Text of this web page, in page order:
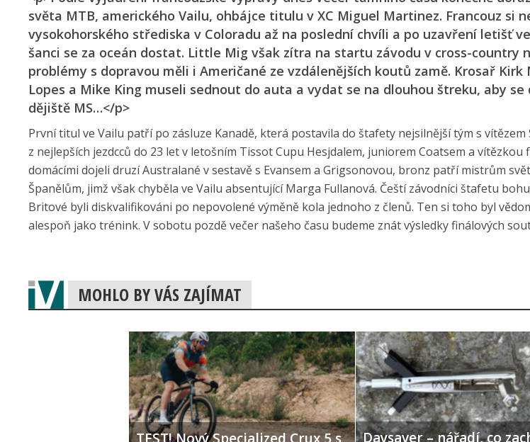
světa MTB, amerického Vailu, ohbájce titulu v XC Miguel Martinez. Francouz si
vysokohorského střediska v Coloradu až na poslední chvíli a po uzavření letišť
šanci se za oceán dostat. Little Mig však zítra na startu závodu v cross-country
problémy s dopravou měli i Američané ze vzdálenějších koutů zamě. Krosař
Lopes a Mike King museli sednout do auta a vydat se na dlouhou štreku, aby
dějiště MS…</p>
První titul ve Vailu patří po zásluze Kanadě, která postavila do štafety nejsilnější tým s vítězem
z nejlepších jezdcců do 23 let v letošním Tissot Cupu Hesjdalem, juniorem Coatsem a vítězkou
domácími dojeli druzí Australané v sestavě s Evansem a Grigsonovou, bronz patří mistrům
Španělům, jimž však chyběla ve Vailu absentující Marga Fullanová. Čeští závodníci štafetu
Britové byli diskvalifikováni po nepovolené výměně kola jednoho z členů. Ten si toho byl
alespoň jako trénink. V sobotu pozdě večer našeho času budeme znát výsledky finálových
MOHLO BY VÁS ZAJÍMAT
Daysaver – nářadí, co